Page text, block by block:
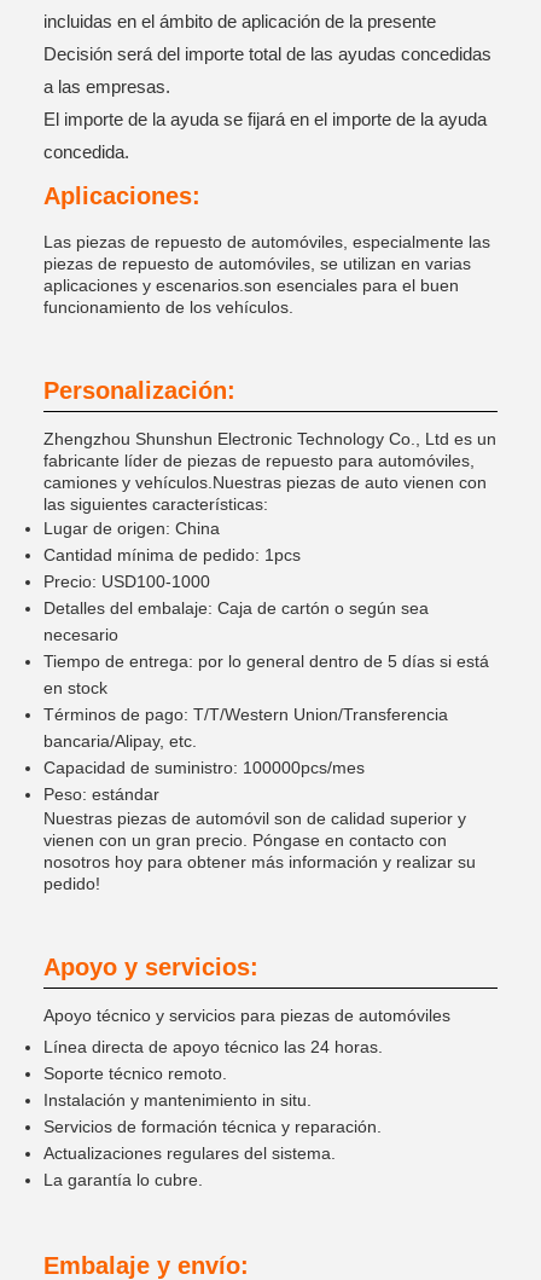
incluidas en el ámbito de aplicación de la presente
Decisión será del importe total de las ayudas concedidas
a las empresas.
El importe de la ayuda se fijará en el importe de la ayuda
concedida.
Aplicaciones:
Las piezas de repuesto de automóviles, especialmente las
piezas de repuesto de automóviles, se utilizan en varias
aplicaciones y escenarios.son esenciales para el buen
funcionamiento de los vehículos.
Personalización:
Zhengzhou Shunshun Electronic Technology Co., Ltd es un
fabricante líder de piezas de repuesto para automóviles,
camiones y vehículos.Nuestras piezas de auto vienen con
las siguientes características:
Lugar de origen: China
Cantidad mínima de pedido: 1pcs
Precio: USD100-1000
Detalles del embalaje: Caja de cartón o según sea
necesario
Tiempo de entrega: por lo general dentro de 5 días si está
en stock
Términos de pago: T/T/Western Union/Transferencia
bancaria/Alipay, etc.
Capacidad de suministro: 100000pcs/mes
Peso: estándar
Nuestras piezas de automóvil son de calidad superior y
vienen con un gran precio. Póngase en contacto con
nosotros hoy para obtener más información y realizar su
pedido!
Apoyo y servicios:
Apoyo técnico y servicios para piezas de automóviles
Línea directa de apoyo técnico las 24 horas.
Soporte técnico remoto.
Instalación y mantenimiento in situ.
Servicios de formación técnica y reparación.
Actualizaciones regulares del sistema.
La garantía lo cubre.
Embalaje y envío: